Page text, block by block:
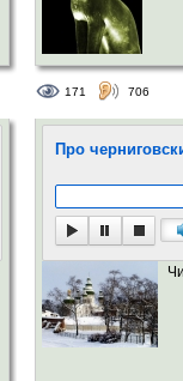
171 706
Про